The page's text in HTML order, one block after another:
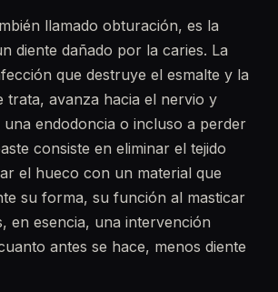
llamado obturación, es la
diente dañado por la caries. La
que destruye el esmalte y la
trata, avanza hacia el nervio y
una endodoncia o incluso a perder
consiste en eliminar el tejido
el hueco con un material que
su forma, su función al masticar
en esencia, una intervención
antes se hace, menos diente